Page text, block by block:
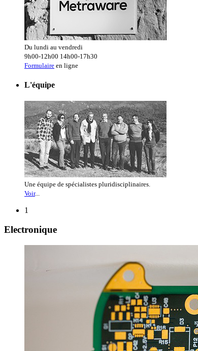
Du lundi au vendredi
9h00-12h00 14h00-17h30
Formulaire en ligne
L'équipe
Une équipe de spécialistes pluridisciplinaires.
Voir...
1
Electronique